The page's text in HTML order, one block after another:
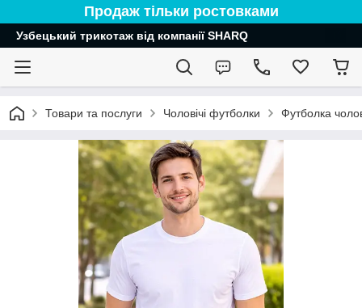
Продаж тільки ростовками
Узбецький трикотаж від компанії SHARQ
Товари та послуги Чоловічі футболки Футболка